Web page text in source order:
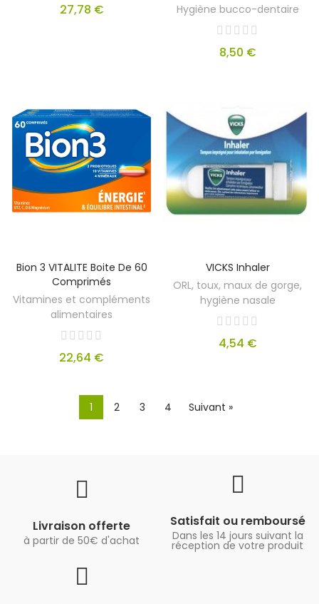
27,78 €
Hygiène bucco-dentaire
8,50 €
Bion 3 VITALITE Boite De 60
Comprimés
Vitamines et compléments
alimentaires
22,64 €
VICKS Inhaler
ORL, toux, maux de gorge,
hygiène nasale
4,54 €
1 2 3 4 Suivant »
Livraison offerte
à partir de 50€ d'achat
Satisfait ou remboursé
Dans les 14 jours suivant la
réception de votre produit